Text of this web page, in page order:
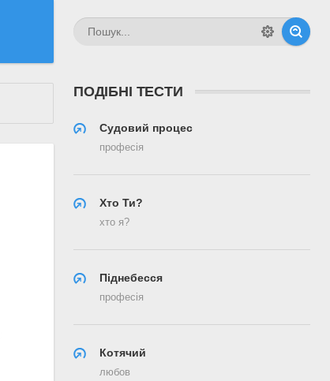
ПОДІБНІ ТЕСТИ
Судовий процес
професія
Хто Ти?
хто я?
Піднебесся
професія
Котячий
любов